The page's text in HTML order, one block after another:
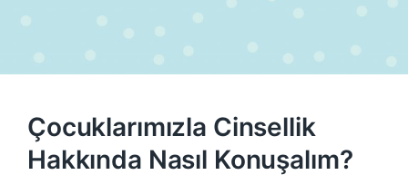
Çocuklarımızla Cinsellik
Hakkında Nasıl Konuşalım?